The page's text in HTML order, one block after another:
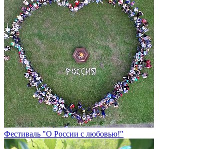
Фестиваль "О России с любовью!"